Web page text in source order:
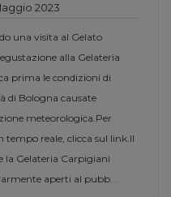
2023
una visita al Gelato
alla Gelateria
prima le condizioni di
di Bologna causate
meteorologica.Per
reale, clicca sul link.Il
la Gelateria Carpigiani
aperti al pubb...